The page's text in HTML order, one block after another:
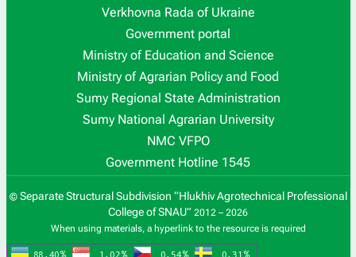
Verkhovna Rada of Ukraine
Government portal
Ministry of Education and Science
Ministry of Agrarian Policy and Food
Sumy Regional State Administration
Sumy National Agrarian University
NMC VFPO
Government Hotline 1545
© Separate Structural Subdivision “Hlukhiv Agrotechnical Professional
College of SNAU” 2012 – 2026
When using materials, a hyperlink to the resource is required